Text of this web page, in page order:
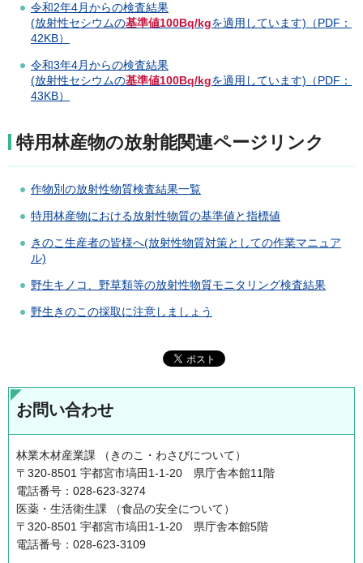
令和2年4月からの検査結果
(放射性セシウムの基準値100Bq/kgを適用しています)（PDF：
42KB）
令和3年4月からの検査結果
(放射性セシウムの基準値100Bq/kgを適用しています)（PDF：
43KB）
特用林産物の放射能関連ページリンク
作物別の放射性物質検査結果一覧
特用林産物における放射性物質の基準値と指標値
きのこ生産者の皆様へ(放射性物質対策としての作業マニュア
ル)
野生キノコ、野草類等の放射性物質モニタリング検査結果
野生きのこの採取に注意しましょう
お問い合わせ
林業木材産業課 （きのこ・わさびについて）
〒320-8501 宇都宮市塙田1-1-20 県庁舎本館11階
電話番号：028-623-3274
医薬・生活衛生課 （食品の安全について）
〒320-8501 宇都宮市塙田1-1-20 県庁舎本館5階
電話番号：028-623-3109